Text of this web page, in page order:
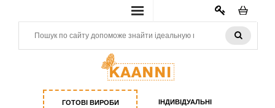
КАБИНЕТ
ГОТОВІ ВИРОБИ
ІНДИВІДУАЛЬНІ